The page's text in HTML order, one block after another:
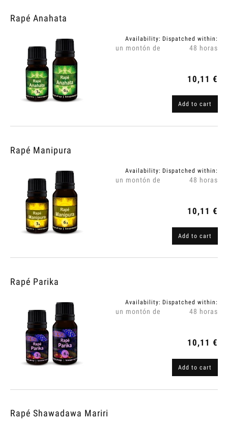
Rapé Anahata
Availability:
un montón de
Dispatched within:
48 horas
10,11 €
Add to cart
Rapé Manipura
Availability:
un montón de
Dispatched within:
48 horas
10,11 €
Add to cart
Rapé Parika
Availability:
un montón de
Dispatched within:
48 horas
10,11 €
Add to cart
Rapé Shawadawa Mariri